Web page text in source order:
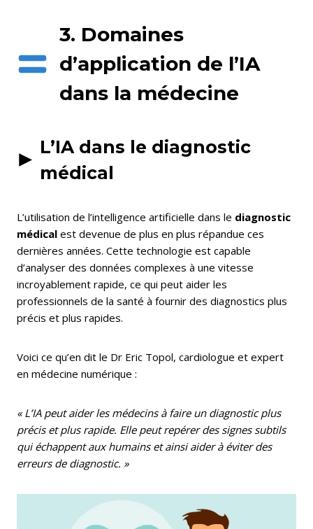
3. Domaines
d’application de l’IA
dans la médecine
L’IA dans le diagnostic
médical
L’utilisation de l’intelligence artificielle dans le diagnostic
médical est devenue de plus en plus répandue ces
dernières années. Cette technologie est capable
d’analyser des données complexes à une vitesse
incroyablement rapide, ce qui peut aider les
professionnels de la santé à fournir des diagnostics plus
précis et plus rapides.
Voici ce qu’en dit le Dr Eric Topol, cardiologue et expert
en médecine numérique :
« L’IA peut aider les médecins à faire un diagnostic plus
précis et plus rapide. Elle peut repérer des signes subtils
qui échappent aux humains et ainsi aider à éviter des
erreurs de diagnostic. »